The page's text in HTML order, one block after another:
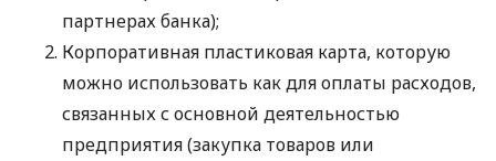
партнерах банка);
Корпоративная пластиковая карта, которую
можно использовать как для оплаты расходов,
связанных с основной деятельностью
предприятия (закупка товаров или